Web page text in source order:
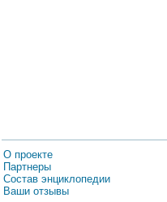
О проекте
Партнеры
Состав энциклопедии
Ваши отзывы